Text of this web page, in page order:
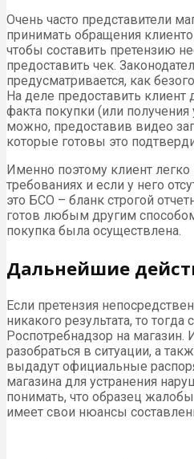
Очень часто представители
принимать обращения
чтобы составить претензию
предоставить чек.
предусматривается, как
На деле предоставить
факта покупки (или получения
можно, предоставив видео
которые готовы это
Именно поэтому клиент
требованиях и если у него
это БСО – бланк строгой
готов любым другим
покупка была осуществлена.
Дальнейшие
Если претензия
никакого результата, то
Роспотребнадзор на магазин.
разобраться в ситуации, а
выдадут официальные
магазина для устранения
понимать, что образец
имеет свои нюансы